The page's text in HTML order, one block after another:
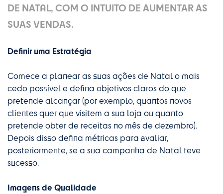
DE NATAL, COM O INTUITO DE AUMENTAR AS
SUAS VENDAS.
Definir uma Estratégia
Comece a planear as suas ações de Natal o mais
cedo possível e defina objetivos claros do que
pretende alcançar (por exemplo, quantos novos
clientes quer que visitem a sua loja ou quanto
pretende obter de receitas no mês de dezembro).
Depois disso defina métricas para avaliar,
posteriormente, se a sua campanha de Natal teve
sucesso.
Imagens de Qualidade